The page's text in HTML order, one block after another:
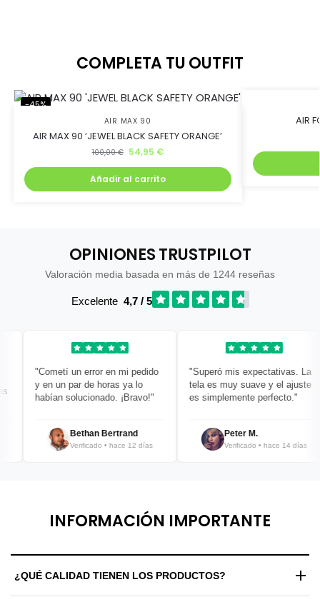
COMPLETA TU OUTFIT
-45%
AIR MAX 90
AIR MAX 90 ‘JEWEL BLACK SAFETY ORANGE’
100,00€ 54,95 €
Añadir al carrito
AIR
OPINIONES TRUSTPILOT
Valoración media basada en más de 1244 reseñas
Excelente 4,7 / 5
"Cometí un error en mi pedido
y en un par de horas ya lo
habían solucionado. ¡Bravo!"
Bethan Bertrand
Verificado • hace 12 días
"Superó mis expectativas. La
tela es muy suave y el ajuste
es simplemente perfecto."
Peter M.
Verificado • hace 14 días
INFORMACIÓN IMPORTANTE
¿QUÉ CALIDAD TIENEN LOS PRODUCTOS?